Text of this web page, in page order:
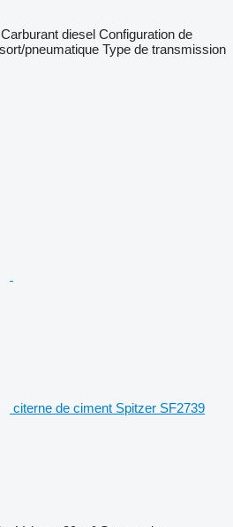
Carburant diesel Configuration de
pneumatique Type de transmission
citerne de ciment Spitzer SF2739